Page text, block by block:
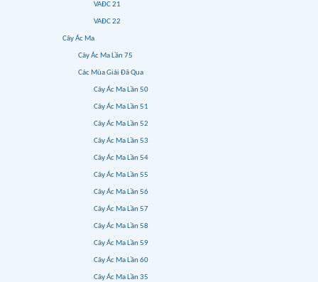
VAĐC 21
VAĐC 22
Cây Ác Ma
Cây Ác Ma Lần 75
Các Mùa Giải Đã Qua
Cây Ác Ma Lần 50
Cây Ác Ma Lần 51
Cây Ác Ma Lần 52
Cây Ác Ma Lần 53
Cây Ác Ma Lần 54
Cây Ác Ma Lần 55
Cây Ác Ma Lần 56
Cây Ác Ma Lần 57
Cây Ác Ma Lần 58
Cây Ác Ma Lần 59
Cây Ác Ma Lần 60
Cây Ác Ma Lần 35